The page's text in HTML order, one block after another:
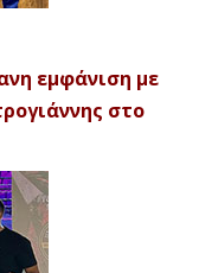
εμφάνιση με
στο